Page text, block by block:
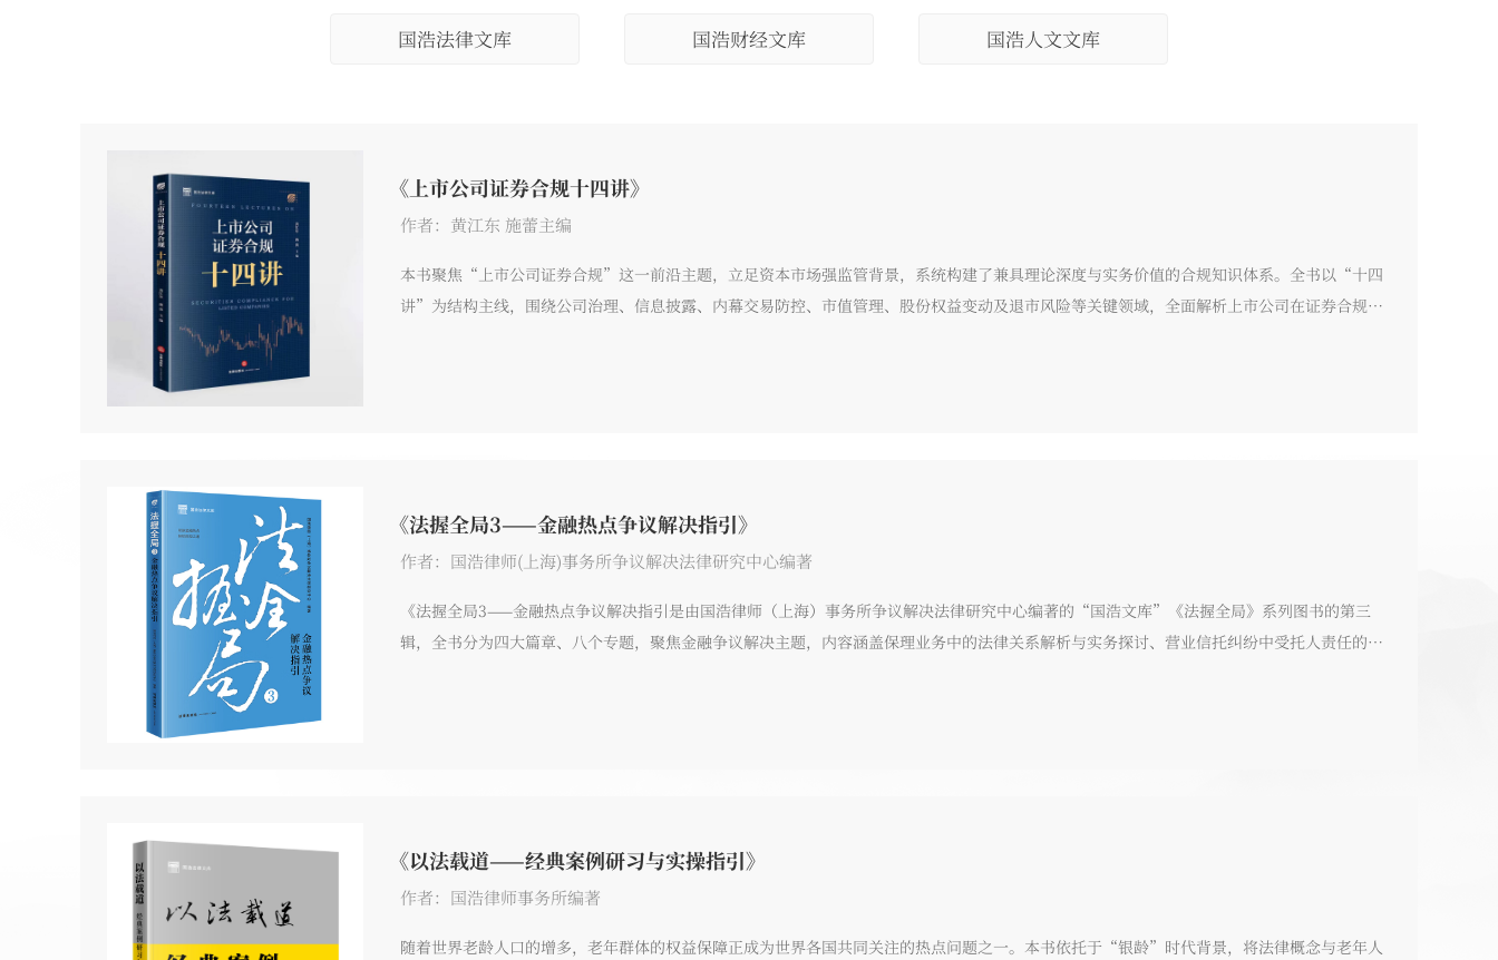
国浩法律文库 国浩财经文库 国浩人文文库
《上市公司证券合规十四讲》
作者：黄江东 施蕾主编
本书聚焦“上市公司证券合规”这一前沿主题，立足资本市场强监管背景，系统构建了兼具理论深度与实务价值的合规知识体系。全书以“十四
讲”为结构主线，围绕公司治理、信息披露、内幕交易防控、市值管理、股份权益变动及退市风险等关键领域，全面解析上市公司在证券合规中
《法握全局3——金融热点争议解决指引》
作者：国浩律师(上海)事务所争议解决法律研究中心编著
《法握全局3——金融热点争议解决指引是由国浩律师（上海）事务所争议解决法律研究中心编著的“国浩文库”《法握全局》系列图书的第三
辑，全书分为四大篇章、八个专题，聚焦金融争议解决主题，内容涵盖保理业务中的法律关系解析与实务探讨、营业信托纠纷中受托人责任的实
《以法载道——经典案例研习与实操指引》
作者：国浩律师事务所编著
随着世界老龄人口的增多，老年群体的权益保障正成为世界各国共同关注的热点问题之一。本书依托于“银龄”时代背景，将法律概念与老年人